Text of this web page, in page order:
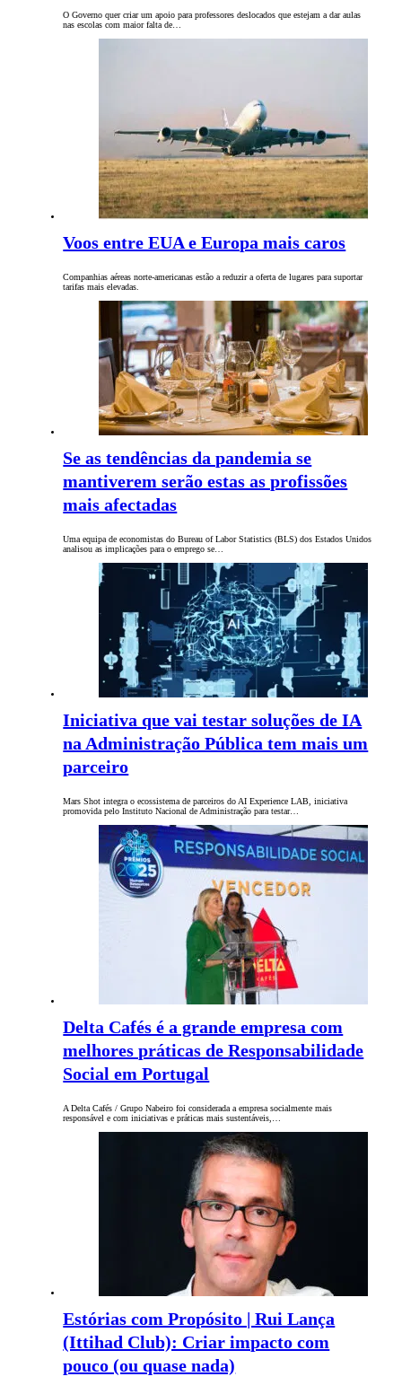
O Governo quer criar um apoio para professores deslocados que estejam a dar aulas
nas escolas com maior falta de…
Voos entre EUA e Europa mais caros
Companhias aéreas norte-americanas estão a reduzir a oferta de lugares para suportar
tarifas mais elevadas.
Se as tendências da pandemia se
mantiverem serão estas as profissões
mais afectadas
Uma equipa de economistas do Bureau of Labor Statistics (BLS) dos Estados Unidos
analisou as implicações para o emprego se…
Iniciativa que vai testar soluções de IA
na Administração Pública tem mais um
parceiro
Mars Shot integra o ecossistema de parceiros do AI Experience LAB, iniciativa
promovida pelo Instituto Nacional de Administração para testar…
Delta Cafés é a grande empresa com
melhores práticas de Responsabilidade
Social em Portugal
A Delta Cafés / Grupo Nabeiro foi considerada a empresa socialmente mais
responsável e com iniciativas e práticas mais sustentáveis,…
Estórias com Propósito | Rui Lança
(Ittihad Club): Criar impacto com
pouco (ou quase nada)